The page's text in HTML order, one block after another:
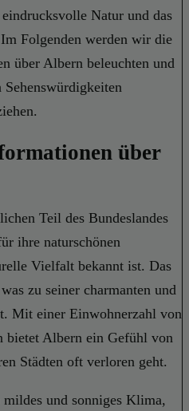
Natur und das
Folgenden werden wir die
über Albern beleuchten und
über
Teil des Bundeslandes
ihre naturschönen
Vielfalt bekannt ist. Das
zu seiner charmanten und
Mit einer Einwohnerzahl von
bietet Albern ein Gefühl von
Städten oft verloren geht.
und sonniges Klima,